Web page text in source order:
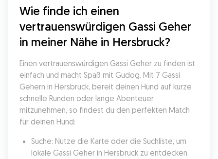
Wie finde ich einen
vertrauenswürdigen Gassi Geher
in meiner Nähe in Hersbruck?
Einen vertrauenswürdigen Gassi Geher zu finden ist
einfach und macht Spaß mit Gudog. Mit 7 Gassi
Gehern in Hersbruck, bereit deinen Hund auf kurze
schnelle Runden oder lange Abenteuer
mitzunehmen, so findest du den perfekten Match
für deinen Hund:
Suche: Nutze die Karte oder die Suchliste, um
lokale Gassi Geher in Hersbruck zu entdecken.